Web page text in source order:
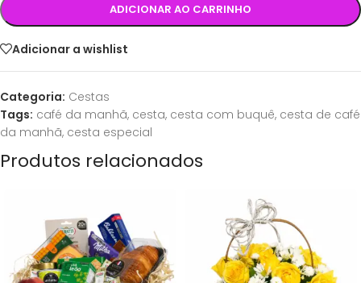
ADICIONAR AO CARRINHO
Adicionar a wishlist
Categoria: Cestas
Tags: café da manhã, cesta, cesta com buquê, cesta de café
da manhã, cesta especial
Produtos relacionados